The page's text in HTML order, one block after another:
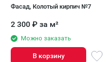
Фасад, Колотый кирпич №7
2 300 ₽ за м²
Можно заказать
В корзину